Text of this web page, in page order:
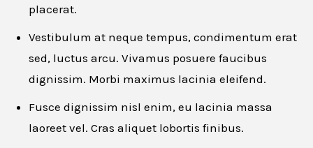
Apply for this job
placerat.
Vestibulum at neque tempus, condimentum erat
sed, luctus arcu. Vivamus posuere faucibus
dignissim. Morbi maximus lacinia eleifend.
Fusce dignissim nisl enim, eu lacinia massa
laoreet vel. Cras aliquet lobortis finibus.